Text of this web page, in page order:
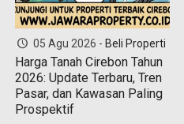
05 Agu 2026 - Beli Properti
Harga Tanah Cirebon Tahun
2026: Update Terbaru, Tren
Pasar, dan Kawasan Paling
Prospektif